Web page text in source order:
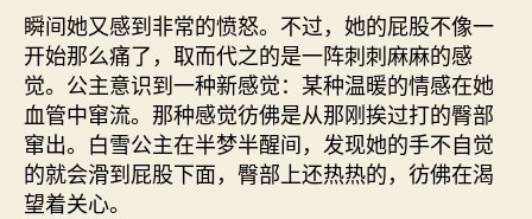
瞬间她又感到非常的愤怒。不过，她的屁股不像一
开始那么痛了，取而代之的是一阵刺刺麻麻的感
觉。公主意识到一种新感觉：某种温暖的情感在她
血管中窜流。那种感觉彷佛是从那刚挨过打的臀部
窜出。白雪公主在半梦半醒间，发现她的手不自觉
的就会滑到屁股下面，臀部上还热热的，彷佛在渴
望着关心。